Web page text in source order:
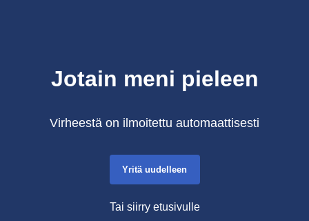
Jotain meni pieleen
Virheestä on ilmoitettu automaattisesti
Yritä uudelleen
Tai siirry etusivulle